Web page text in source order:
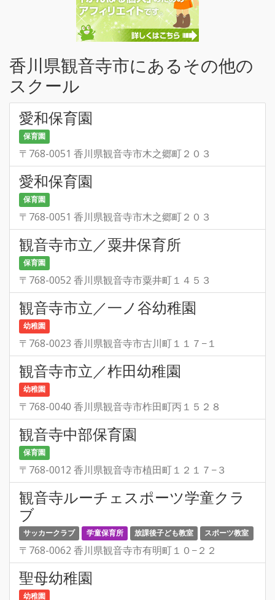
香川県観音寺市にあるその他の
スクール
愛和保育園
保育園
〒768-0051 香川県観音寺市木之郷町２０３
愛和保育園
保育園
〒768-0051 香川県観音寺市木之郷町２０３
観音寺市立／粟井保育所
保育園
〒768-0052 香川県観音寺市粟井町１４５３
観音寺市立／一ノ谷幼稚園
幼稚園
〒768-0023 香川県観音寺市古川町１１７−１
観音寺市立／柞田幼稚園
幼稚園
〒768-0040 香川県観音寺市柞田町丙１５２８
観音寺中部保育園
保育園
〒768-0012 香川県観音寺市植田町１２１７−３
観音寺ルーチェスポーツ学童クラ
ブ
サッカークラブ 学童保育所 放課後子ども教室 スポーツ教室
〒768-0062 香川県観音寺市有明町１０−２２
聖母幼稚園
幼稚園